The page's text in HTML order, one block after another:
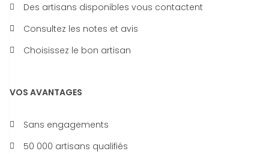
Des artisans disponibles vous contactent
Consultez les notes et avis
Choisissez le bon artisan
VOS AVANTAGES
Sans engagements
50 000 artisans qualifiés